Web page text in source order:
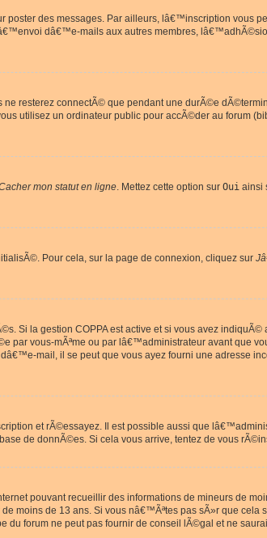
des messages. Par ailleurs, lâ€™inscription vous
dâ€™e-mails aux autres membres,
ne resterez connectÃ© que pendant une durÃ©e
utilisez un ordinateur public pour accÃ©der au forum
mon statut en ligne. Mettez cette option sur Oui ainsi
Pour cela, sur la page de connexion, cliquez sur
Si la gestion COPPA est active et si vous avez
vous-mÃªme ou par lâ€™administrateur avant que
mail, il se peut que vous ayez fourni une adresse
et rÃ©essayez. Il est possible aussi que
de donnÃ©es. Si cela vous arrive, tentez de vous
pouvant recueillir des informations de mineurs de
moins de 13 ans. Si vous nâ€™Ãªtes pas sÃ»r que
forum ne peut pas fournir de conseil lÃ©gal et ne